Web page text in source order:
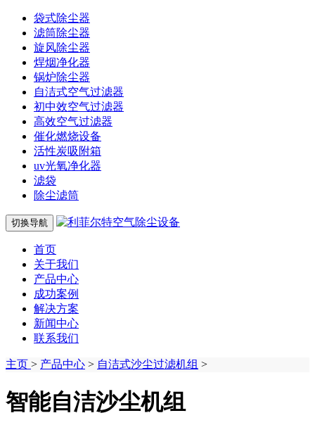
袋式除尘器
滤筒除尘器
旋风除尘器
焊烟净化器
锅炉除尘器
自洁式空气过滤器
初中效空气过滤器
高效空气过滤器
催化燃烧设备
活性炭吸附箱
uv光氧净化器
滤袋
除尘滤筒
切换导航
首页
关于我们
产品中心
成功案例
解决方案
新闻中心
联系我们
主页 > 产品中心 > 自洁式沙尘过滤机组 >
智能自洁沙尘机组